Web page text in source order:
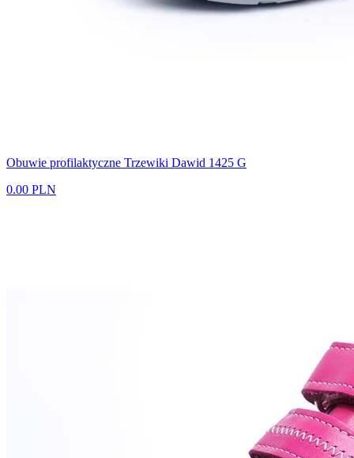
Obuwie profilaktyczne Trzewiki Dawid 1425 G
0.00 PLN